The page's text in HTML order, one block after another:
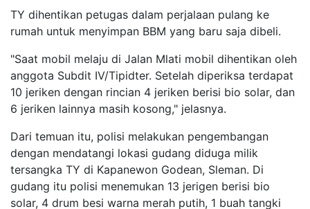
TY dihentikan petugas dalam perjalaan pulang ke
rumah untuk menyimpan BBM yang baru saja dibeli.
"Saat mobil melaju di Jalan Mlati mobil dihentikan oleh
anggota Subdit IV/Tipidter. Setelah diperiksa terdapat
10 jeriken dengan rincian 4 jeriken berisi bio solar, dan
6 jeriken lainnya masih kosong," jelasnya.
Dari temuan itu, polisi melakukan pengembangan
dengan mendatangi lokasi gudang diduga milik
tersangka TY di Kapanewon Godean, Sleman. Di
gudang itu polisi menemukan 13 jerigen berisi bio
solar, 4 drum besi warna merah putih, 1 buah tangki